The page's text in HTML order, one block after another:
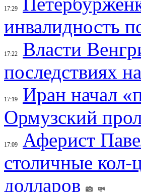
17:29
инвалидность
17:22
Власти
последствиях
17:19
Иран начал
Ормузский
17:09
Аферист
столичные кол-
долларов